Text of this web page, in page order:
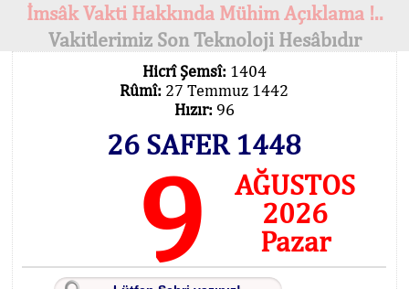
İmsâk Vakti Hakkında Mühim Açıklama !..
Vakitlerimiz Son Teknoloji Hesâbıdır
Hicrî Şemsî: 1404
Rûmî: 27 Temmuz 1442
Hızır: 96
26 SAFER 1448
9
AĞUSTOS
2026
Pazar